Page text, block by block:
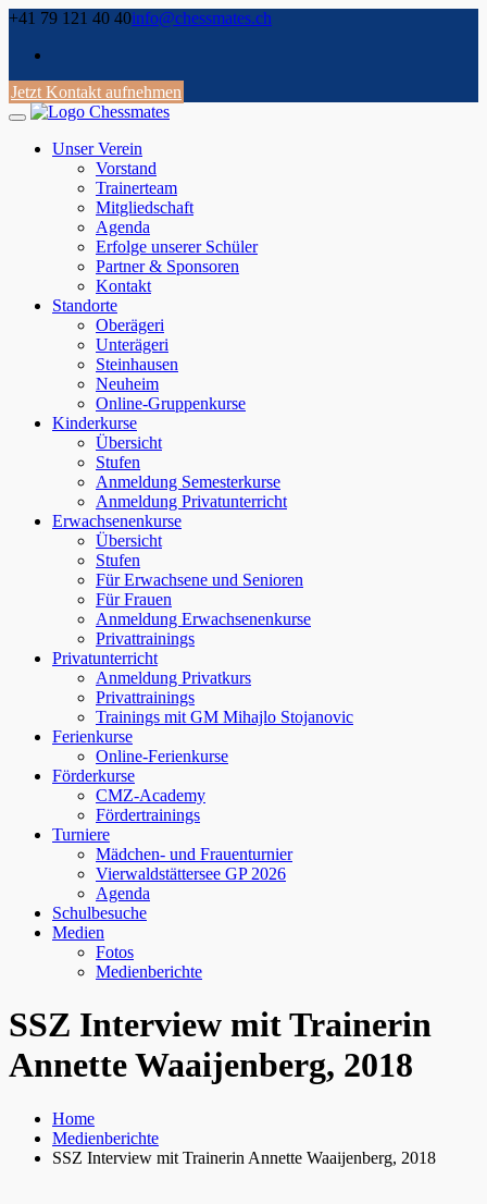
Skip
content
+41 79 121 40 40info@chessmates.ch
Jetzt Kontakt aufnehmen
Unser Verein
Vorstand
Trainerteam
Mitgliedschaft
Agenda
Erfolge unserer Schüler
Partner & Sponsoren
Kontakt
Standorte
Oberägeri
Unterägeri
Steinhausen
Neuheim
Online-Gruppenkurse
Kinderkurse
Übersicht
Stufen
Anmeldung Semesterkurse
Anmeldung Privatunterricht
Erwachsenenkurse
Übersicht
Stufen
Für Erwachsene und Senioren
Für Frauen
Anmeldung Erwachsenenkurse
Privattrainings
Privatunterricht
Anmeldung Privatkurs
Privattrainings
Trainings mit GM Mihajlo Stojanovic
Ferienkurse
Online-Ferienkurse
Förderkurse
CMZ-Academy
Fördertrainings
Turniere
Mädchen- und Frauenturnier
Vierwaldstättersee GP 2026
Agenda
Schulbesuche
Medien
Fotos
Medienberichte
SSZ Interview mit Trainerin
Annette Waaijenberg, 2018
Home
Medienberichte
SSZ Interview mit Trainerin Annette Waaijenberg, 2018